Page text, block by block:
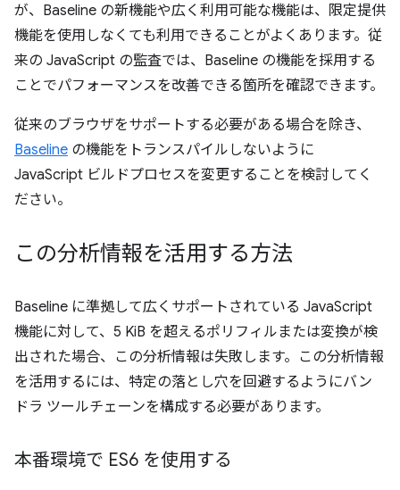
が、Baseline の新機能や広く利用可能な機能は、限定提供
機能を使用しなくても利用できることがよくあります。従
来の JavaScript の監査では、Baseline の機能を採用する
ことでパフォーマンスを改善できる箇所を確認できます。
従来のブラウザをサポートする必要がある場合を除き、
Baseline の機能をトランスパイルしないように
JavaScript ビルドプロセスを変更することを検討してく
ださい。
この分析情報を活用する方法
Baseline に準拠して広くサポートされている JavaScript
機能に対して、5 KiB を超えるポリフィルまたは変換が検
出された場合、この分析情報は失敗します。この分析情報
を活用するには、特定の落とし穴を回避するようにバン
ドラ ツールチェーンを構成する必要があります。
本番環境で ES6 を使用する